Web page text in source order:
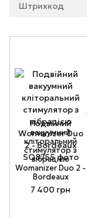
Штрихкод
Подвійний
вакуумний
кліторальний
стимулятор з
вібрацією
Womanizer Duo 2 -
Bordeaux
7 400 грн